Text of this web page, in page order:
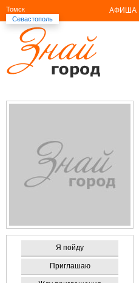
Томск
Севастополь
АФИША
Я пойду
Приглашаю